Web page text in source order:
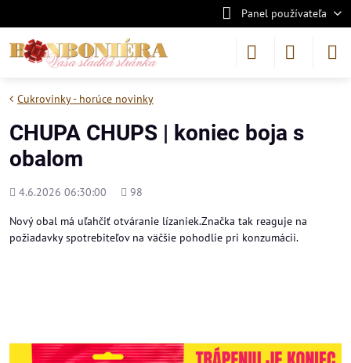
Panel používateľa
Cukrovinky - horúce novinky
CHUPA CHUPS | koniec boja s
obalom
Pridané
4.6.2026 06:30:00
Počet
98
Nový obal má uľahčiť otváranie lízaniek.Značka tak reaguje na
požiadavky spotrebiteľov na väčšie pohodlie pri konzumácii.